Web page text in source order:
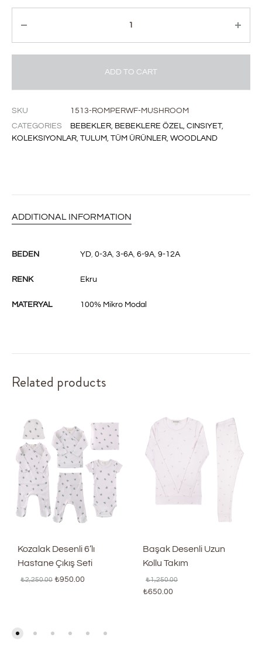
ADD TO CART
SKU
1513-ROMPERWF-MUSHROOM
CATEGORIES
BEBEKLER, BEBEKLERE ÖZEL, CINSIYET,
KOLEKSIYONLAR, TULUM, TÜM ÜRÜNLER, WOODLAND
ADDITIONAL INFORMATION
BEDEN YD, 0-3A, 3-6A, 6-9A, 9-12A
RENK Ekru
MATERYAL 100% Mikro Modal
Related products
Kozalak Desenli 6’lı
Hastane Çıkış Seti
₺2,250.00 ₺950.00
Başak Desenli Uzun
Kollu Takım
₺1,250.00
₺650.00